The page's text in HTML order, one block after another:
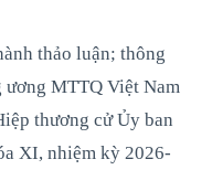
thảo luận; thông
ương MTTQ Việt Nam
thương cử Ủy ban
XI, nhiệm kỳ 2026-